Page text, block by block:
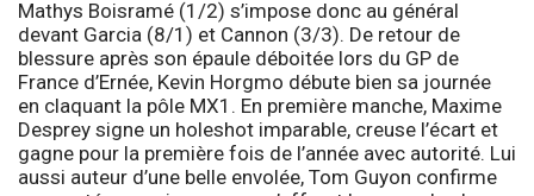
Mathys Boisramé (1/2) s’impose donc au général
devant Garcia (8/1) et Cannon (3/3). De retour de
blessure après son épaule déboitée lors du GP de
France d’Ernée, Kevin Horgmo débute bien sa journée
en claquant la pôle MX1. En première manche, Maxime
Desprey signe un holeshot imparable, creuse l’écart et
gagne pour la première fois de l’année avec autorité. Lui
aussi auteur d’une belle envolée, Tom Guyon confirme